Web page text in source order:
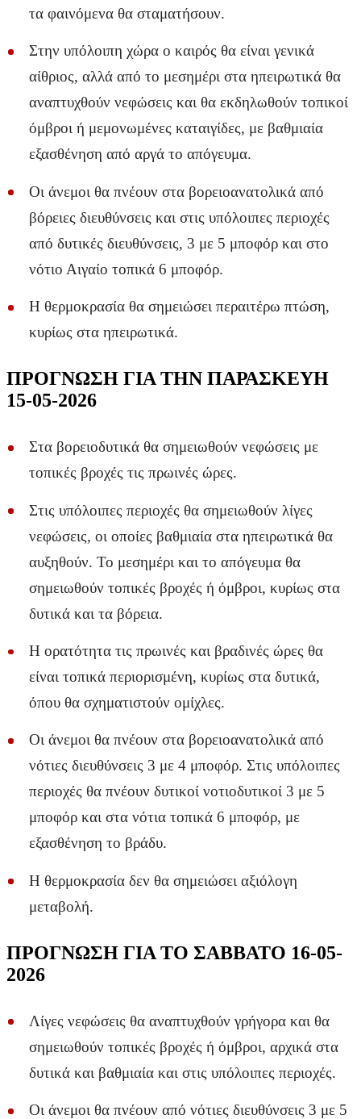
τα φαινόμενα θα σταματήσουν.
Στην υπόλοιπη χώρα ο καιρός θα είναι γενικά
αίθριος, αλλά από το μεσημέρι στα ηπειρωτικά θα
αναπτυχθούν νεφώσεις και θα εκδηλωθούν τοπικοί
όμβροι ή μεμονωμένες καταιγίδες, με βαθμιαία
εξασθένηση από αργά το απόγευμα.
Οι άνεμοι θα πνέουν στα βορειοανατολικά από
βόρειες διευθύνσεις και στις υπόλοιπες περιοχές
από δυτικές διευθύνσεις, 3 με 5 μποφόρ και στο
νότιο Αιγαίο τοπικά 6 μποφόρ.
Η θερμοκρασία θα σημειώσει περαιτέρω πτώση,
κυρίως στα ηπειρωτικά.
ΠΡΟΓΝΩΣΗ ΓΙΑ ΤΗΝ ΠΑΡΑΣΚΕΥΗ
15-05-2026
Στα βορειοδυτικά θα σημειωθούν νεφώσεις με
τοπικές βροχές τις πρωινές ώρες.
Στις υπόλοιπες περιοχές θα σημειωθούν λίγες
νεφώσεις, οι οποίες βαθμιαία στα ηπειρωτικά θα
αυξηθούν. Το μεσημέρι και το απόγευμα θα
σημειωθούν τοπικές βροχές ή όμβροι, κυρίως στα
δυτικά και τα βόρεια.
Η ορατότητα τις πρωινές και βραδινές ώρες θα
είναι τοπικά περιορισμένη, κυρίως στα δυτικά,
όπου θα σχηματιστούν ομίχλες.
Οι άνεμοι θα πνέουν στα βορειοανατολικά από
νότιες διευθύνσεις 3 με 4 μποφόρ. Στις υπόλοιπες
περιοχές θα πνέουν δυτικοί νοτιοδυτικοί 3 με 5
μποφόρ και στα νότια τοπικά 6 μποφόρ, με
εξασθένηση το βράδυ.
Η θερμοκρασία δεν θα σημειώσει αξιόλογη
μεταβολή.
ΠΡΟΓΝΩΣΗ ΓΙΑ ΤΟ ΣΑΒΒΑΤΟ 16-05-
2026
Λίγες νεφώσεις θα αναπτυχθούν γρήγορα και θα
σημειωθούν τοπικές βροχές ή όμβροι, αρχικά στα
δυτικά και βαθμιαία και στις υπόλοιπες περιοχές.
Οι άνεμοι θα πνέουν από νότιες διευθύνσεις 3 με 5